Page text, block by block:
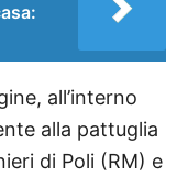
all’interno
alla pattuglia
di Poli (RM) e